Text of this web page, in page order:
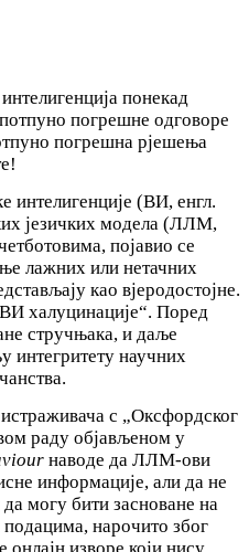
понекад
погрешне одговоре
погрешна рјешења
интелигенције (ВИ, енгл.
језичких модела (ЛЛМ,
појавио се
лажних или нетачних
као вјеродостојне.
халуцинације“. Поред
стручњака, и даље
интегритету научних
с „Оксфордског
раду објављеном у
наводе да ЛЛМ-ови
информације, али да не
могу бити засноване на
нарочито због